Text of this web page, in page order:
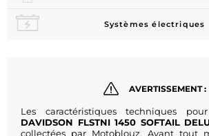
Systèmes électriques
AVERTISSEMENT :
Les caractéristiques techniques
DAVIDSON FLSTNI 1450 SOFTAIL
collectées par Motoblouz. Avant tout